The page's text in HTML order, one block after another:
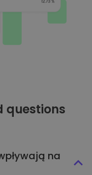
questions
na